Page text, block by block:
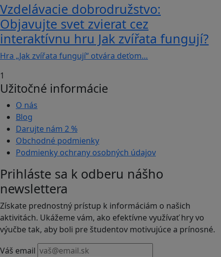
Vzdelávacie dobrodružstvo:
Objavujte svet zvierat cez
interaktívnu hru Jak zvířata fungují?
Hra „Jak zvířata fungují“ otvára deťom…
1
Užitočné informácie
O nás
Blog
Darujte nám 2 %
Obchodné podmienky
Podmienky ochrany osobných údajov
Prihláste sa k odberu nášho
newslettera
Získate prednostný prístup k informáciám o našich
aktivitách. Ukážeme vám, ako efektívne využívať hry vo
výučbe tak, aby boli pre študentov motivujúce a prínosné.
Váš email